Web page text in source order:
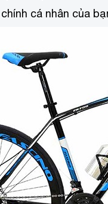
cá nhân của